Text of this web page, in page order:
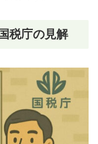
税庁の見解